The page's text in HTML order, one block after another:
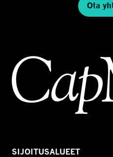
Ota
SIJOITUSALUEET